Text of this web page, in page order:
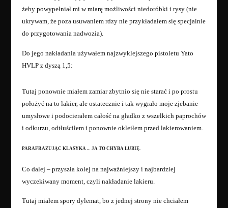
żeby powypełniał mi w miarę możliwości niedoróbki i rysy (nie
ukrywam, że poza usuwaniem rdzy nie przykładałem się specjalnie
do przygotowania nadwozia).
Do jego nakładania używałem najzwyklejszego pistoletu Yato
HVLP z dyszą 1,5:
Tutaj ponownie miałem zamiar zbytnio się nie starać i po prostu
położyć na to lakier, ale ostatecznie i tak wygrało moje zjebanie
umysłowe i podocierałem całość na gładko z wszelkich paprochów
i odkurzu, odtłuściłem i ponownie okleiłem przed lakierowaniem.
PARAFRAZUJĄC KLASYKA – JA TO CHYBA LUBIĘ.
Co dalej – przyszła kolej na najważniejszy i najbardziej
wyczekiwany moment, czyli nakładanie lakieru.
Tutaj miałem spory dylemat, bo z jednej strony nie chciałem